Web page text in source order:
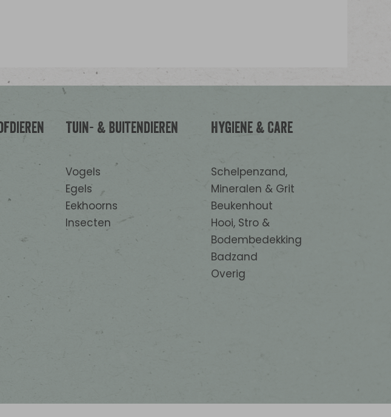
Tuin- & Buitendieren
Vogels
Egels
Eekhoorns
Insecten
Hygiene & Care
Schelpenzand,
Mineralen & Grit
Beukenhout
Hooi, Stro &
Bodembedekking
Badzand
Overig